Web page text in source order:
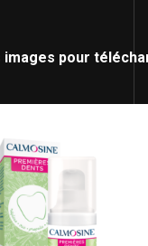
images pour